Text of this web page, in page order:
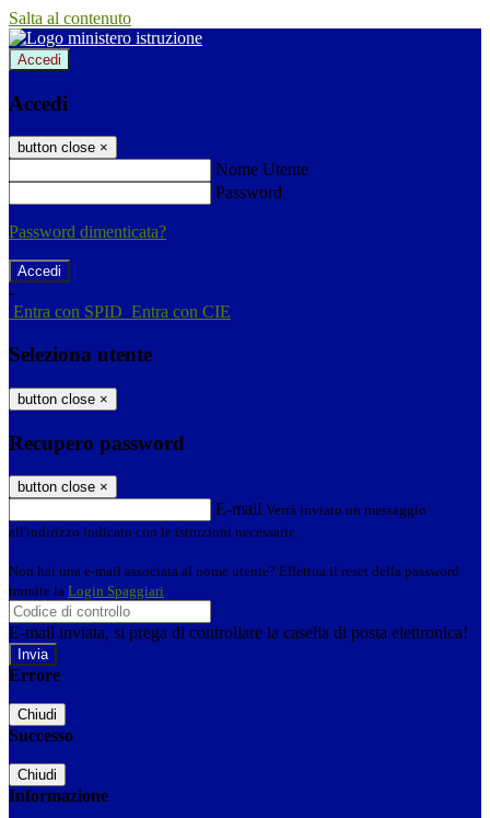
Salta al contenuto
Accedi
Accedi
button close ×
Nome Utente
Password
Password dimenticata?
-
Entra con SPID Entra con CIE
Seleziona utente
button close ×
Recupero password
button close ×
E-mail Verrà inviato un messaggio
all'indirizzo indicato con le istruzioni necessarie.
Non hai una e-mail associata al nome utente? Effettua il reset della password
tramite la Login Spaggiari
E-mail inviata, si prega di controllare la casella di posta elettronica!
Errore
Chiudi
Successo
Chiudi
Informazione